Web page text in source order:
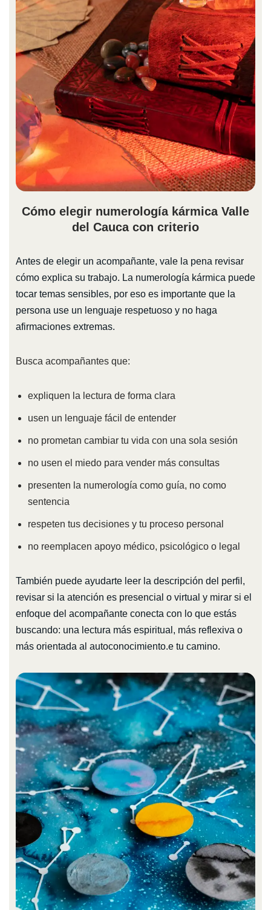
Cómo elegir numerología kármica Valle
del Cauca con criterio
Antes de elegir un acompañante, vale la pena revisar
cómo explica su trabajo. La numerología kármica puede
tocar temas sensibles, por eso es importante que la
persona use un lenguaje respetuoso y no haga
afirmaciones extremas.
Busca acompañantes que:
expliquen la lectura de forma clara
usen un lenguaje fácil de entender
no prometan cambiar tu vida con una sola sesión
no usen el miedo para vender más consultas
presenten la numerología como guía, no como
sentencia
respeten tus decisiones y tu proceso personal
no reemplacen apoyo médico, psicológico o legal
También puede ayudarte leer la descripción del perfil,
revisar si la atención es presencial o virtual y mirar si el
enfoque del acompañante conecta con lo que estás
buscando: una lectura más espiritual, más reflexiva o
más orientada al autoconocimiento.e tu camino.